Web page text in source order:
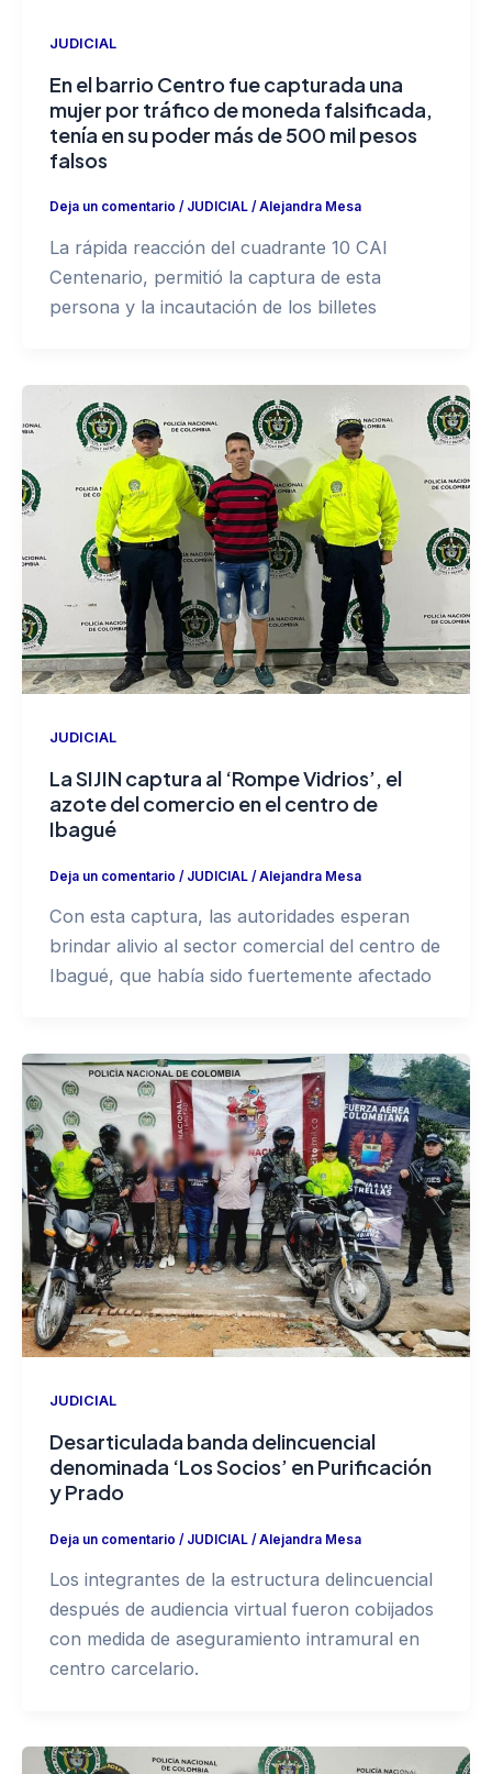
JUDICIAL
En el barrio Centro fue capturada una
mujer por tráfico de moneda falsificada,
tenía en su poder más de 500 mil pesos
falsos
Deja un comentario / JUDICIAL/ Alejandra Mesa
La rápida reacción del cuadrante 10 CAI
Centenario, permitió la captura de esta
persona y la incautación de los billetes
JUDICIAL
La SIJIN captura al ‘Rompe Vidrios’, el
azote del comercio en el centro de
Ibagué
Deja un comentario / JUDICIAL/Alejandra Mesa
Con esta captura, las autoridades esperan
brindar alivio al sector comercial del centro de
Ibagué, que había sido fuertemente afectado
JUDICIAL
Desarticulada banda delincuencial
denominada ‘Los Socios’ en Purificación
y Prado
Deja un comentario / JUDICIAL/Alejandra Mesa
Los integrantes de la estructura delincuencial
después de audiencia virtual fueron cobijados
con medida de aseguramiento intramural en
centro carcelario.